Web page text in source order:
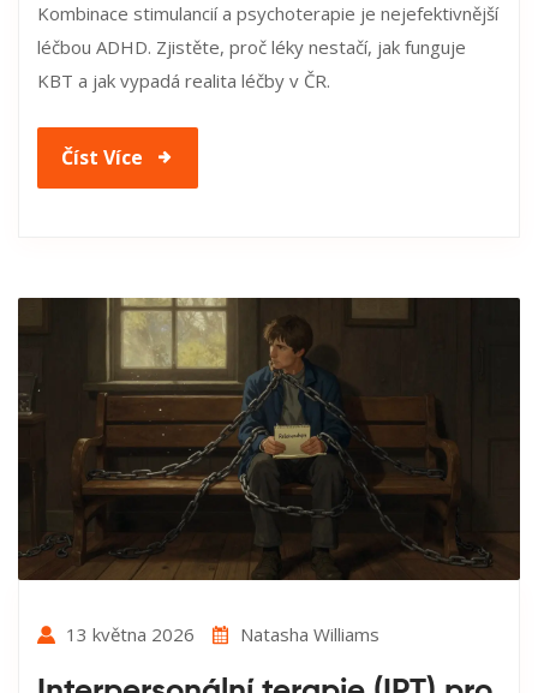
Kombinace stimulancií a psychoterapie je nejefektivnější
léčbou ADHD. Zjistěte, proč léky nestačí, jak funguje
KBT a jak vypadá realita léčby v ČR.
Číst Více
13 května 2026 Natasha Williams